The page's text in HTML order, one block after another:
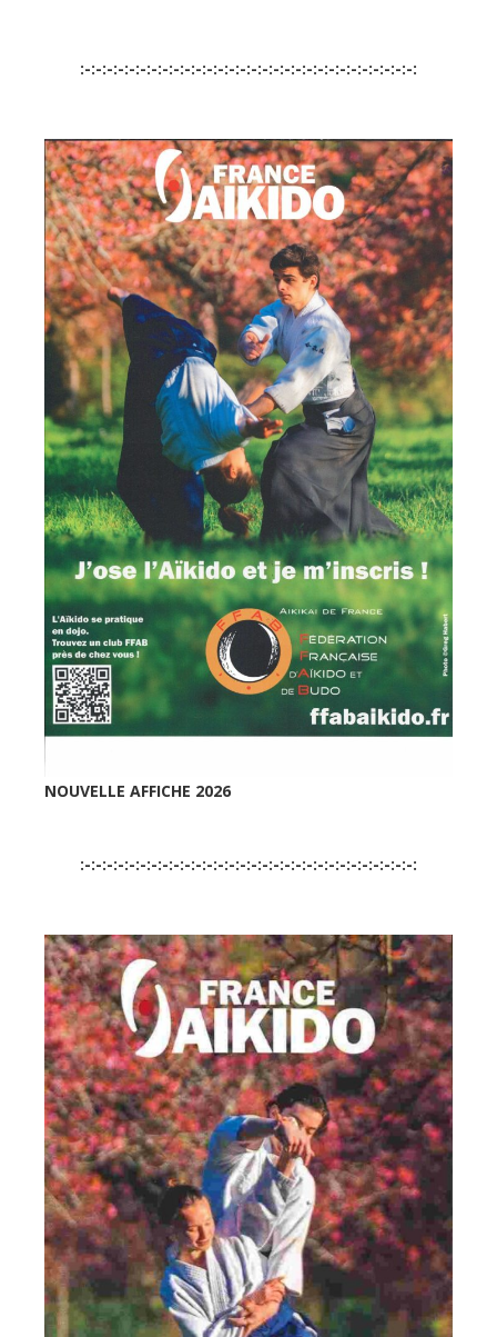
:-:-:-:-:-:-:-:-:-:-:-:-:-:-:-:-:-:-:-:-:-:-:-:-:-:-:-:-:-:-:
NOUVELLE AFFICHE 2026
:-:-:-:-:-:-:-:-:-:-:-:-:-:-:-:-:-:-:-:-:-:-:-:-:-:-:-:-:-:-: